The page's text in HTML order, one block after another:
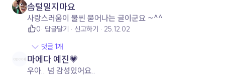
솜털밀지마요
사랑스러움이 물씬 묻어나는 글이군요 ~^^
0 답글달기 신고하기
25.12.02
댓글 1개
마에다 예진💗
우아.. 넘 감성있어요..